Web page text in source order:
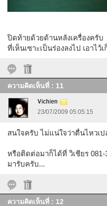
ปิดท้ายด้วยด้านหลังเครื่องครับ
ที่เห็นเซาะเป็นร่องลงไป เอาไว้
ความคิดเห็นที่ : 11
Vichien
23/07/2009 05:05:15
สนใจครับ ไม่แน่ใจว่าตื่นไหวเ
หรือติดต่อมาก็ได้ที่ วิเชียร
มารับครับ...
ความคิดเห็นที่ : 12